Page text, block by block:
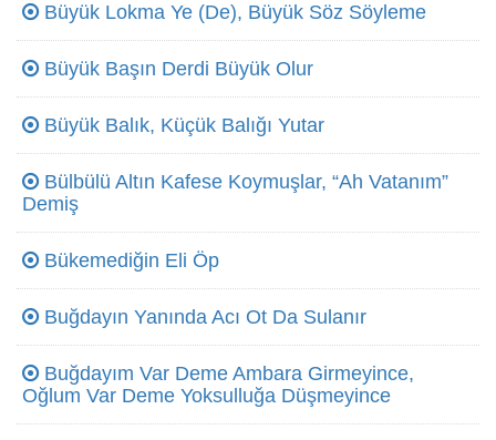
Büyük Lokma Ye (De), Büyük Söz Söyleme
Büyük Başın Derdi Büyük Olur
Büyük Balık, Küçük Balığı Yutar
Bülbülü Altın Kafese Koymuşlar, “Ah Vatanım”
Demiş
Bükemediğin Eli Öp
Buğdayın Yanında Acı Ot Da Sulanır
Buğdayım Var Deme Ambara Girmeyince,
Oğlum Var Deme Yoksulluğa Düşmeyince